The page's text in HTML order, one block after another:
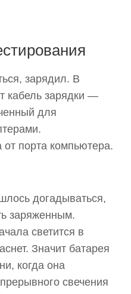
зарядил. В
кабель зарядки —
для
порта компьютера.
догадываться,
заряженным.
светится в
Значит батарея
когда она
свечения